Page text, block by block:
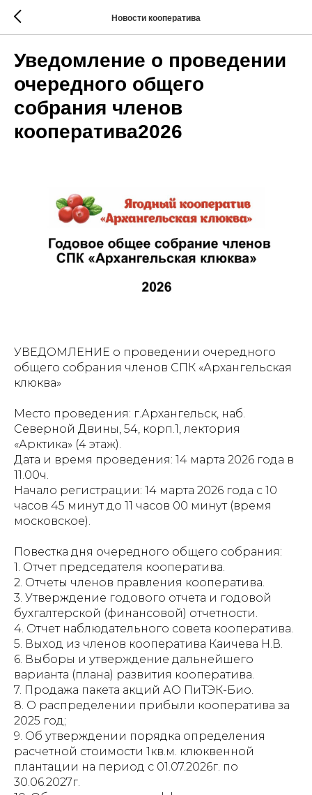
Новости кооператива
Уведомление о проведении
очередного общего
собрания членов
кооператива2026
УВЕДОМЛЕНИЕ о проведении очередного
общего собрания членов СПК «Архангельская
клюква»
Место проведения: г.Архангельск, наб.
Северной Двины, 54, корп.1, лектория
«Арктика» (4 этаж).
Дата и время проведения: 14 марта 2026 года в
11.00ч.
Начало регистрации: 14 марта 2026 года с 10
часов 45 минут до 11 часов 00 минут (время
московское).
Повестка дня очередного общего собрания:
1. Отчет председателя кооператива.
2. Отчеты членов правления кооператива.
3. Утверждение годового отчета и годовой
бухгалтерской (финансовой) отчетности.
4. Отчет наблюдательного совета кооператива.
5. Выход из членов кооператива Каичева Н.В.
6. Выборы и утверждение дальнейшего
варианта (плана) развития кооператива.
7. Продажа пакета акций АО ПиТЭК-Био.
8. О распределении прибыли кооператива за
2025 год;
9. Об утверждении порядка определения
расчетной стоимости 1кв.м. клюквенной
плантации на период с 01.07.2026г. по
30.06.2027г.